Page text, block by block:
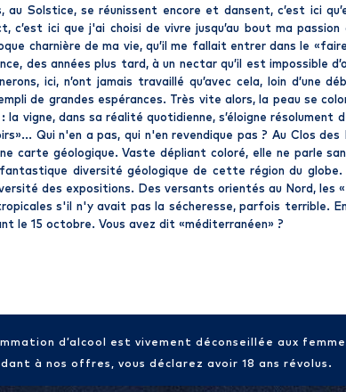
Solstice, se réunissent encore et dansent, c’est ici
ici que j'ai choisi de vivre jusqu’au bout ma passion
charnière de ma vie, qu’il me fallait entrer dans le
des années plus tard, à un nectar qu’il est impossible
ici, n’ont jamais travaillé qu’avec cela, loin d’une
de grandes espérances. Très vite alors, la peau se
vigne, dans sa réalité quotidienne, s’éloigne résolument
Qui n'en a pas, qui n'en revendique pas ? Au Clos
carte géologique. Vaste dépliant coloré, elle ne parle
diversité géologique de cette région du globe.
des expositions. Des versants orientés au Nord, les
s'il n'y avait pas la sécheresse, parfois terrible.
le 15 octobre. Vous avez dit «méditerranéen» ?
d’alcool est vivement déconseillée aux
à nos offres, vous déclarez avoir 18 ans révolus.